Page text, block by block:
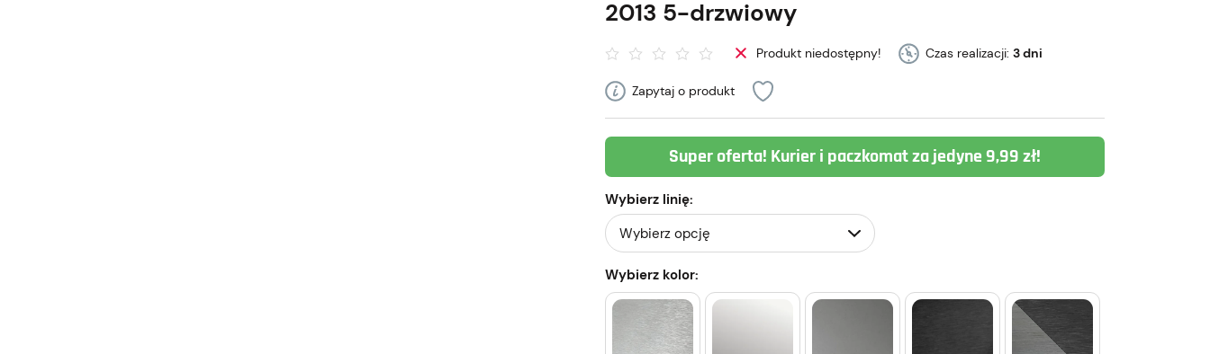
2013 5-drzwiowy
Produkt niedostępny! Czas realizacji: 3 dni
Zapytaj o produkt
Super oferta! Kurier i paczkomat za jedyne 9,99 zł!
Wybierz linię:
Wybierz kolor: